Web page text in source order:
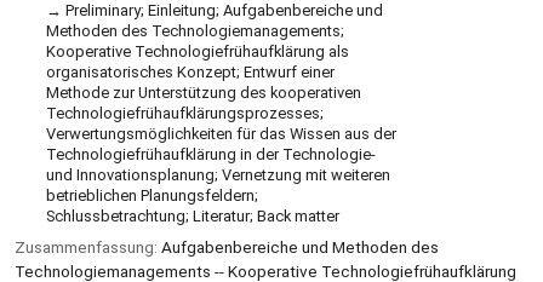
Preliminary; Einleitung; Aufgabenbereiche und
Methoden des Technologiemanagements;
Kooperative Technologiefrühaufklärung als
organisatorisches Konzept; Entwurf einer
Methode zur Unterstützung des kooperativen
Technologiefrühaufklärungsprozesses;
Verwertungsmöglichkeiten für das Wissen aus der
Technologiefrühaufklärung in der Technologie-
und Innovationsplanung; Vernetzung mit weiteren
betrieblichen Planungsfeldern;
Schlussbetrachtung; Literatur; Back matter
Zusammenfassung: Aufgabenbereiche und Methoden des
Technologiemanagements -- Kooperative Technologiefrühaufklärung